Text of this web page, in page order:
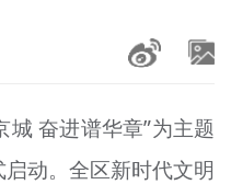
+
城 奋进谱华章”为主题
动。全区新时代文明